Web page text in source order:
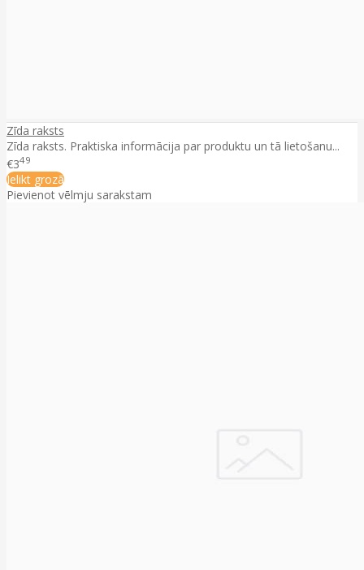
Zīda raksts
Zīda raksts. Praktiska informācija par produktu un tā lietošanu...
€349
Ielikt grozā
Pievienot vēlmju sarakstam